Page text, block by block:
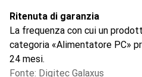
Ritenuta di garanzia
La frequenza con cui un
categoria «Alimentatore PC»
24 mesi.
Fonte: Digitec Galaxus